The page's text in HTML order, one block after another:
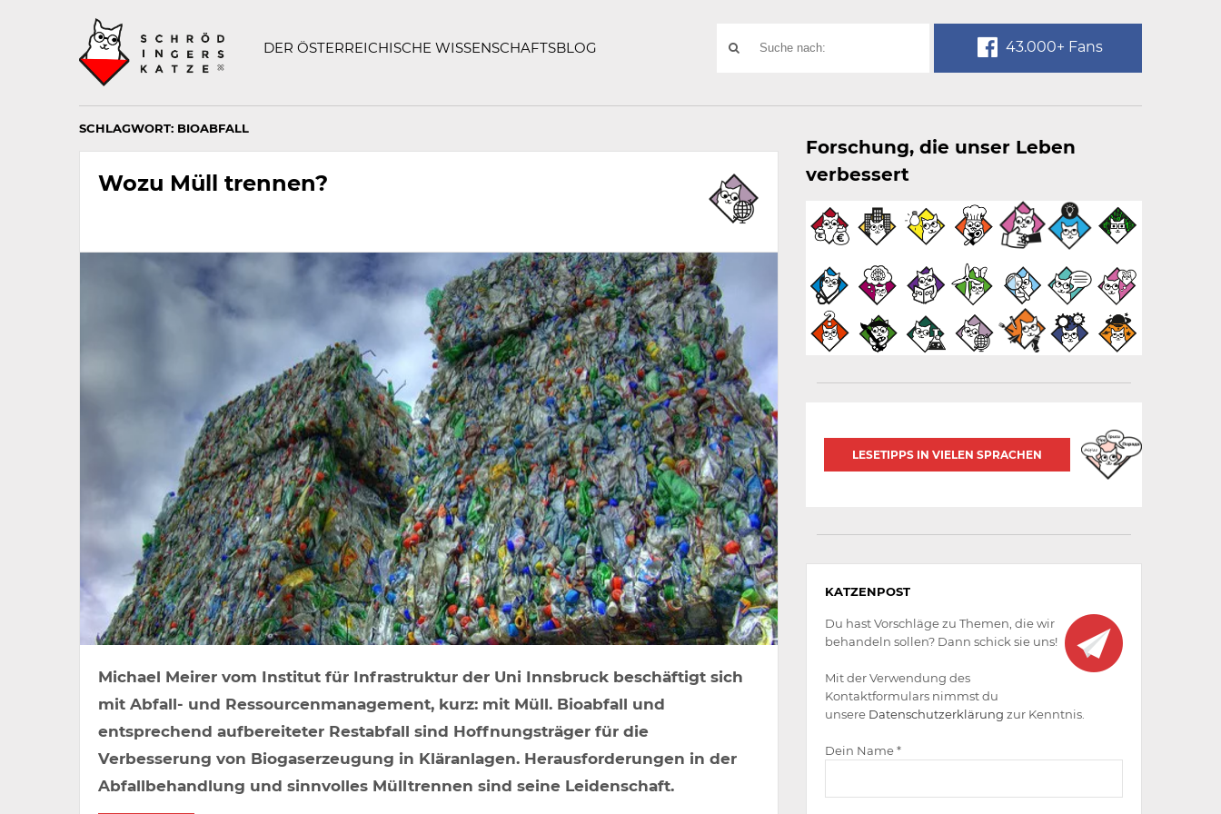
DER ÖSTERREICHISCHE WISSENSCHAFTSBLOG
SUCHE
43.000+ Fans
SCHLAGWORT: BIOABFALL
Wozu Müll trennen?
Michael Meirer vom Institut für Infrastruktur der Uni Innsbruck beschäftigt sich
mit Abfall- und Ressourcenmanagement, kurz: mit Müll. Bioabfall und
entsprechend aufbereiteter Restabfall sind Hoffnungsträger für die
Verbesserung von Biogaserzeugung in Kläranlagen. Herausforderungen in der
Abfallbehandlung und sinnvolles Mülltrennen sind seine Leidenschaft.
Forschung, die unser Leben
verbessert
LESETIPPS IN VIELEN SPRACHEN
werden
KATZENPOST
Du hast Vorschläge zu Themen, die wir
behandeln sollen? Dann schick sie uns!
Mit der Verwendung des
Kontaktformulars nimmst du
unsere Datenschutzerklärung zur Kenntnis.
Dein Name *